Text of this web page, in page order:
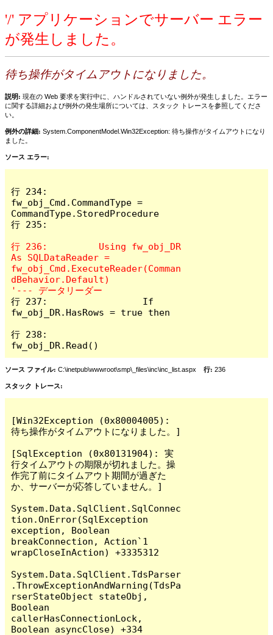
'/' アプリケーションでサーバー エラー
が発生しました。
待ち操作がタイムアウトになりました。
説明: 現在の Web 要求を実行中に、ハンドルされていない例外が発生しました。エラー
に関する詳細および例外の発生場所については、スタック トレースを参照してくださ
い。
例外の詳細: System.ComponentModel.Win32Exception: 待ち操作がタイムアウトになり
ました。
ソース エラー:
行 234:
fw_obj_Cmd.CommandType =
CommandType.StoredProcedure
行 235:
行 236:		Using fw_obj_DR
As SQLDataReader =
fw_obj_Cmd.ExecuteReader(Comman
dBehavior.Default)
行 237:			If
fw_obj_DR.HasRows = true then
行 238:
fw_obj_DR.Read()
ソース ファイル: C:\inetpub\wwwroot\smp\_files\inc\inc_list.aspx 行: 236
スタック トレース:
[Win32Exception (0x80004005):
待ち操作がタイムアウトになりました。]
[SqlException (0x80131904): 実
行タイムアウトの期限が切れました。操
作完了前にタイムアウト期間が過ぎた
か、サーバーが応答していません。]
System.Data.SqlClient.SqlConnec
tion.OnError(SqlException
exception, Boolean
breakConnection, Action`1
wrapCloseInAction) +3335312
System.Data.SqlClient.TdsParser
.ThrowExceptionAndWarning(TdsPa
rserStateObject stateObj,
Boolean
callerHasConnectionLock,
Boolean asyncClose) +334